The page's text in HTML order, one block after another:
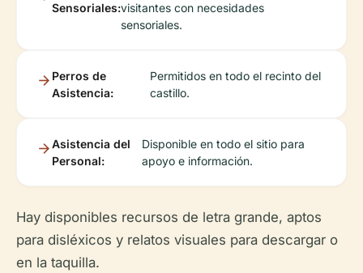
Sensoriales:visitantes con necesidades
sensoriales.
Perros de
Asistencia:
Permitidos en todo el recinto del
castillo.
Asistencia del
Personal:
Disponible en todo el sitio para
apoyo e información.
Hay disponibles recursos de letra grande, aptos
para disléxicos y relatos visuales para descargar o
en la taquilla.